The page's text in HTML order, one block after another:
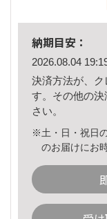
納期目安：
2026.08.04
決済方法が、
す。その他の
さい。
※土・日・祝日
のお届けにお